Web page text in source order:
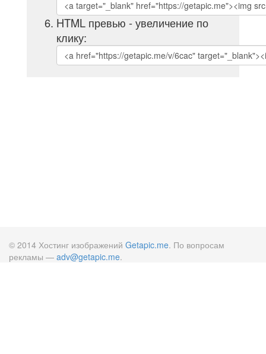
HTML превью - увеличение по
клику:
© 2014 Хостинг изображений Getapic.me. По вопросам
рекламы — adv@getapic.me.